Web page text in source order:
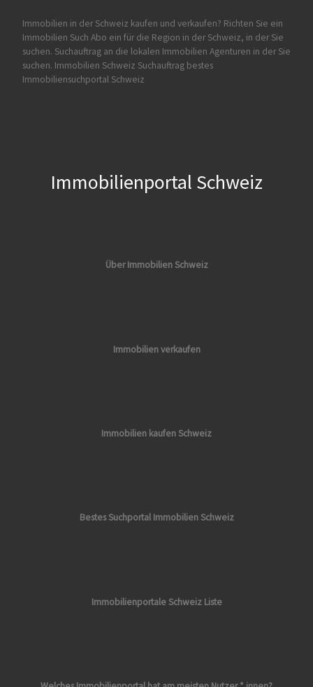
Immobilien in der Schweiz kaufen und verkaufen? Richten Sie ein
Immobilien Such Abo ein für die Region in der Schweiz, in der Sie
suchen. Suchauftrag an die lokalen Immobilien Agenturen in der Sie
suchen. Immobilien Schweiz Suchauftrag bestes
Immobiliensuchportal Schweiz
Immobilienportal Schweiz
Über Immobilien Schweiz
Immobilien verkaufen
Immobilien kaufen Schweiz
Bestes Suchportal Immobilien Schweiz
Immobilienportale Schweiz Liste